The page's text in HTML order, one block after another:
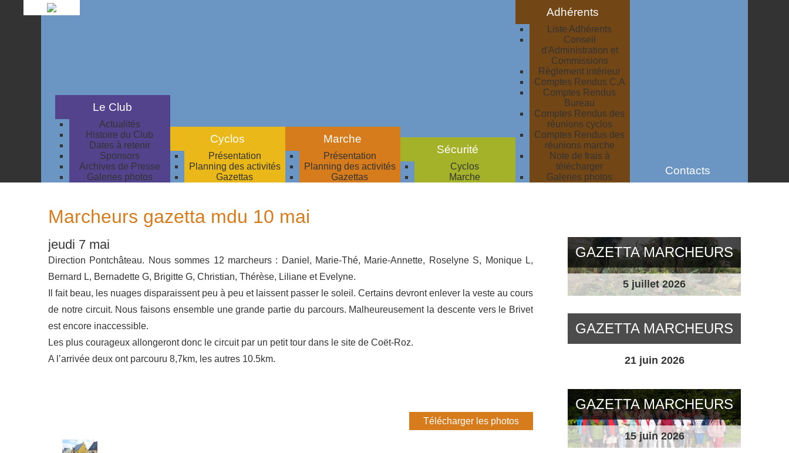
Le Club
Actualités
Histoire du Club
Dates à retenir
Sponsors
Archives de Presse
Galeries photos
Cyclos
Présentation
Planning des activités
Gazettas
Marche
Présentation
Planning des activités
Gazettas
Sécurité
Cyclos
Marche
Adhérents
Liste Adhérents
Conseil
d'Administration et
Commissions
Règlement intérieur
Comptes Rendus C.A
Comptes Rendus
Bureau
Comptes Rendus des
réunions cyclos
Comptes Rendus des
réunions marche
Note de frais à
télécharger
Galeries photos
Contacts
Marcheurs gazetta mdu 10 mai
jeudi 7 mai
Direction Pontchâteau. Nous sommes 12 marcheurs : Daniel, Marie-Thé, Marie-Annette, Roselyne S, Monique L,
Bernard L, Bernadette G, Brigitte G, Christian, Thérèse, Liliane et Evelyne.
Il fait beau, les nuages disparaissent peu à peu et laissent passer le soleil. Certains devront enlever la veste au cours
de notre circuit. Nous faisons ensemble une grande partie du parcours. Malheureusement la descente vers le Brivet
est encore inaccessible.
Les plus courageux allongeront donc le circuit par un petit tour dans le site de Coët-Roz.
A l’arrivée deux ont parcouru 8,7km, les autres 10.5km.
Télécharger les photos
GAZETTA MARCHEURS
5 juillet 2026
GAZETTA MARCHEURS
21 juin 2026
GAZETTA MARCHEURS
15 juin 2026